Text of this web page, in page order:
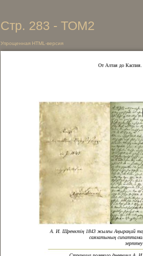
Стр. 283 - ТОМ2
Упрощенная HTML-версия
А. И. Шренктің 1843 жылғы Аңырақай
саяхатының
зерттеу
От Алтая до Каспия.